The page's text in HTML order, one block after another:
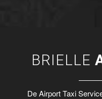
BRIELLE
De Airport Taxi